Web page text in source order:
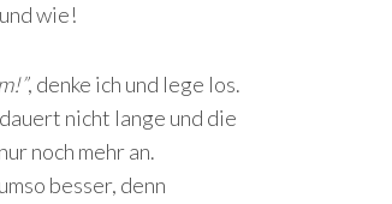
wie!
, denke ich und lege los.
nicht lange und die
noch mehr an.
besser, denn